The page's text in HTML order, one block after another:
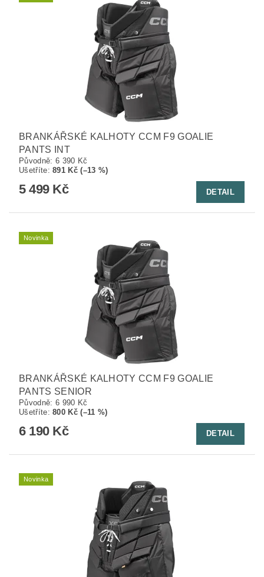
BRANKÁŘSKÉ KALHOTY CCM F9 GOALIE
PANTS INT
Původně: 6 390 Kč
Ušetříte:891 Kč (–13 %)
5 499 Kč DETAIL
Novinka
BRANKÁŘSKÉ KALHOTY CCM F9 GOALIE
PANTS SENIOR
Původně: 6 990 Kč
Ušetříte:800 Kč (–11 %)
6 190 Kč DETAIL
Novinka